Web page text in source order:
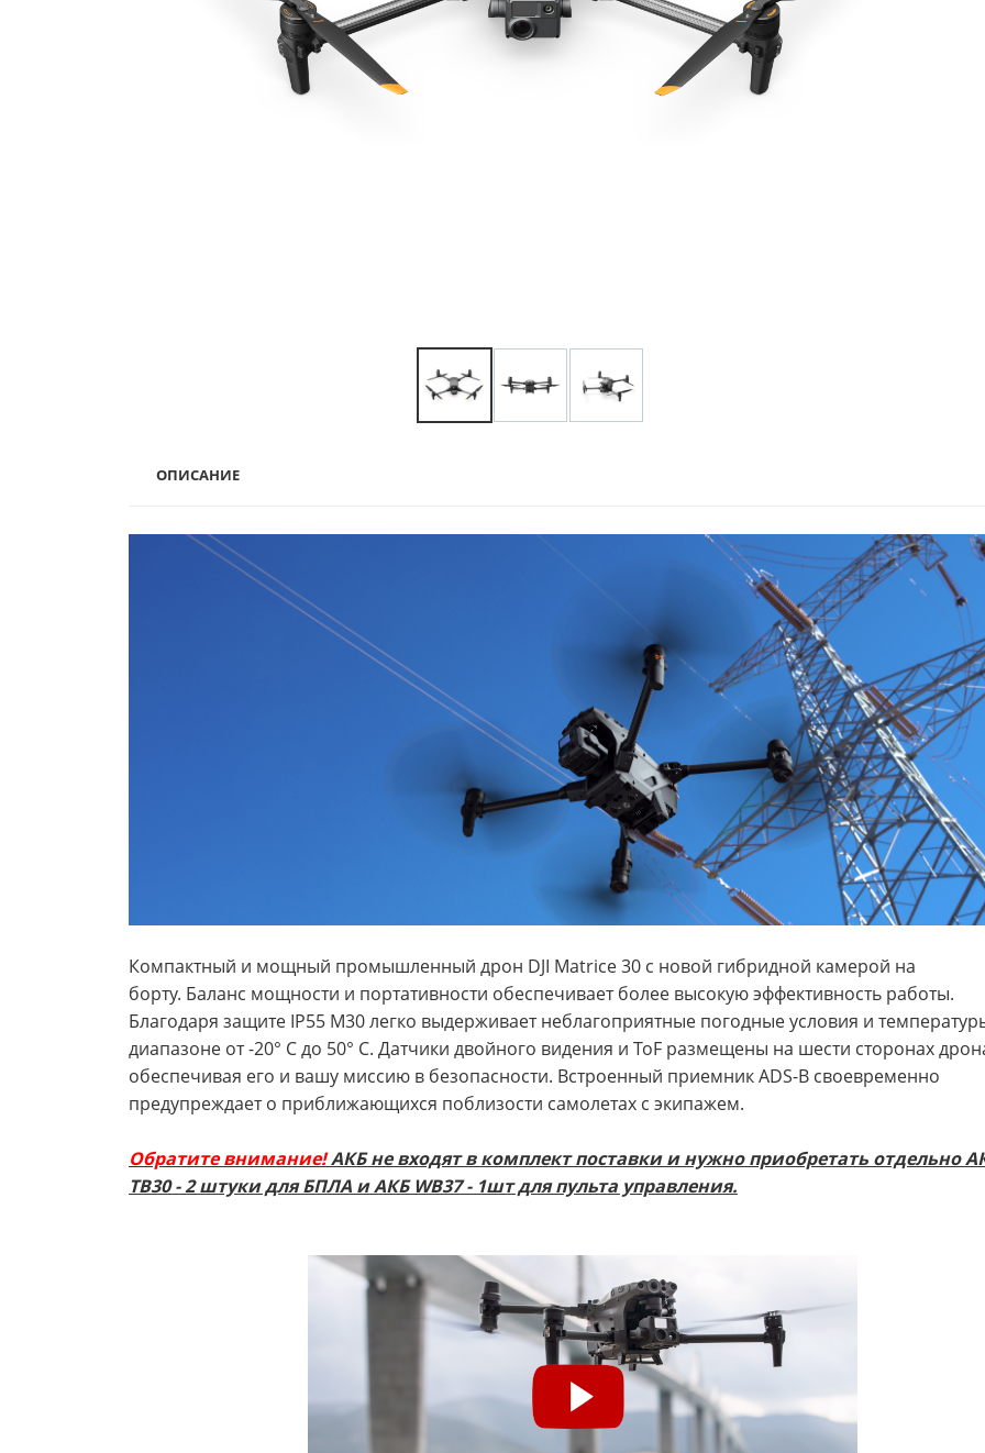
ОПИСАНИЕ
Компактный и мощный промышленный дрон DJI Matrice 30 с новой гибридной камерой на
борту. Баланс мощности и портативности обеспечивает более высокую эффективность работы.
Благодаря защите IP55 M30 легко выдерживает неблагоприятные погодные условия и
диапазоне от -20° C до 50° C. Датчики двойного видения и ToF размещены на шести сторонах
обеспечивая его и вашу миссию в безопасности. Встроенный приемник ADS-B своевременно
предупреждает о приближающихся поблизости самолетах с экипажем.
Обратите внимание!АКБ не входят в комплект поставки и нужно приобретать отдельно
TB30 - 2 штуки для БПЛА и АКБ WB37 - 1шт для пульта управления.